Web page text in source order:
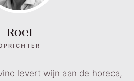
Roel
levert wijn aan de horeca,